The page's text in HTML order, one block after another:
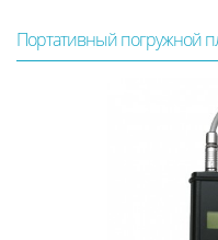
Портативный погружной